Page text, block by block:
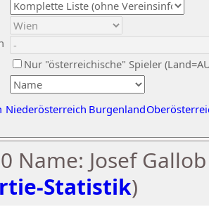
Nur "österreichische" Spieler
Niederösterreich Burgenland
Name: Josef
Statistik)